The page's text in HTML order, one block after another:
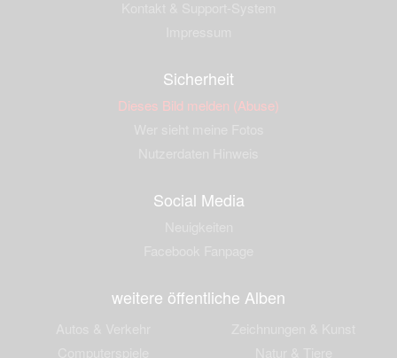
Sicherheit
Dieses Bild melden (Abuse)
Social Media
weitere öffentliche Alben